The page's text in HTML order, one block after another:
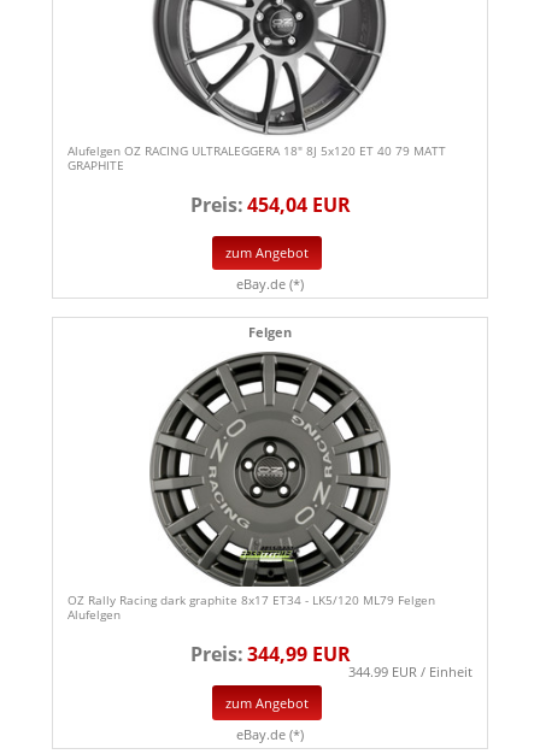
Alufelgen OZ RACING ULTRALEGGERA 18" 8J 5x120 ET 40 79 MATT
GRAPHITE
Preis:454,04 EUR
zum Angebot
eBay.de (*)
Felgen
OZ Rally Racing dark graphite 8x17 ET34 - LK5/120 ML79 Felgen
Alufelgen
Preis:344,99 EUR
344.99 EUR / Einheit
zum Angebot
eBay.de (*)